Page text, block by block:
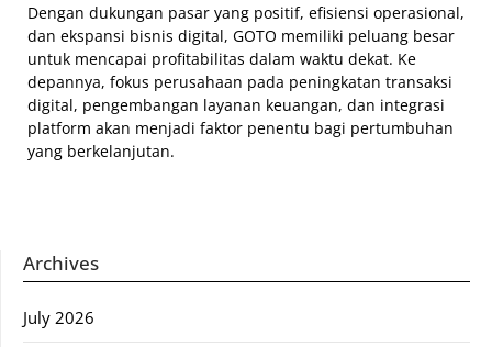
Dengan dukungan pasar yang positif, efisiensi operasional,
dan ekspansi bisnis digital, GOTO memiliki peluang besar
untuk mencapai profitabilitas dalam waktu dekat. Ke
depannya, fokus perusahaan pada peningkatan transaksi
digital, pengembangan layanan keuangan, dan integrasi
platform akan menjadi faktor penentu bagi pertumbuhan
yang berkelanjutan.
Archives
July 2026